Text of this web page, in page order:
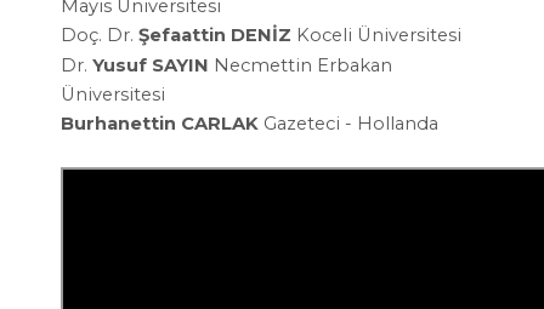
Mayıs Üniversitesi
Doç. Dr. Şefaattin DENİZ Koceli Üniversitesi
Dr. Yusuf SAYIN Necmettin Erbakan
Üniversitesi
Burhanettin CARLAK Gazeteci - Hollanda